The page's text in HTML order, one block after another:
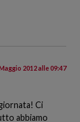
2012 alle 09:47
Ci
abbiamo